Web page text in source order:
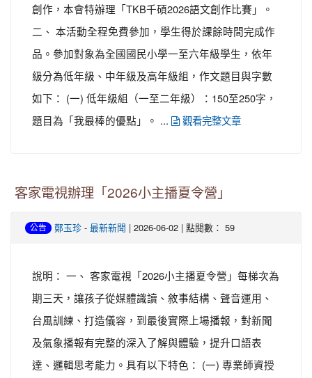
創作，本會特辦理「TKB千碩2026語文創作比賽」。
二、 本活動全程免費參加，學生得於課餘時間完成作
品。參加對象為全國國民小學一至六年級學生，依年
級分為低年級、中年級及高年級組，作文題目與字數
如下： (一) 低年級組（一至二年級）：150至250字，
題目為「我最棒的優點」。 ...
觀看完整文章
客家電視辦理「2026小主播夏令營」
公告 鄭玉珍 - 最新新聞 | 2026-06-02 | 點閱數： 59
說明： 一、 客家電視「2026小主播夏令營」每梯次為
期三天，讓孩子從媒體識讀、敘事結構、聲音運用、
台風訓練、打造儀容，到最後實際上場播報，對新聞
及氣象播報有完整的深入了解與體驗，提升口語表
達、邏輯思考能力。具有以下特色： (一) 專業師資授